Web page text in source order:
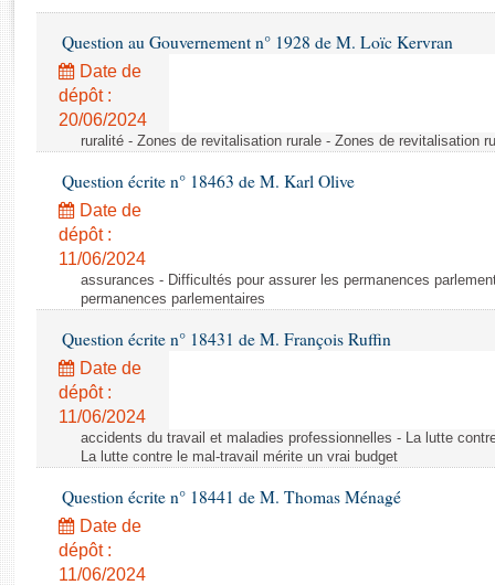
Baromètre de l’application des lois
Dossiers législatifs
Budget et sécurité sociale
Questions écrites et orales
Comptes rendus des débats
Question au Gouvernement n° 1928 de M. Loïc Kervran
Date de
dépôt :
20/06/2024
ruralité - Zones de revitalisation rurale - Zones de revitalisation
Question écrite n° 18463 de M. Karl Olive
Date de
dépôt :
11/06/2024
assurances - Difficultés pour assurer les permanences
permanences parlementaires
Question écrite n° 18431 de M. François Ruffin
Date de
dépôt :
11/06/2024
accidents du travail et maladies professionnelles - La lutte
La lutte contre le mal-travail mérite un vrai budget
Question écrite n° 18441 de M. Thomas Ménagé
Date de
dépôt :
11/06/2024